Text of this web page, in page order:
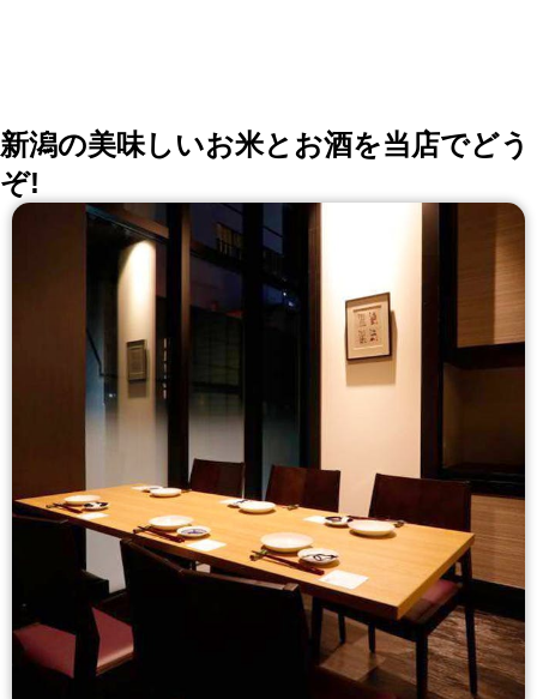
新潟の美味しいお米とお酒を当店でどう
ぞ!